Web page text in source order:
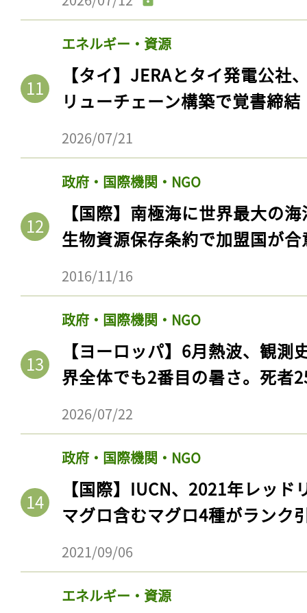
エネルギー・資源
【タイ】JERAとタイ発電公社
リューチェーン構築で覚書締結
2026/07/21
政府・国際機関・NGO
【国際】南極海に世界最大の
生物資源保存条約で加盟国が合
2016/11/16
政府・国際機関・NGO
【ヨーロッパ】6月熱波、観
界全体でも2番目の暑さ。死者
2026/07/22
政府・国際機関・NGO
【国際】IUCN、2021年レッ
マグロ含むマグロ4種がランク
2021/09/06
エネルギー・資源
記事をお気に入りに
ログインが必
会員登録